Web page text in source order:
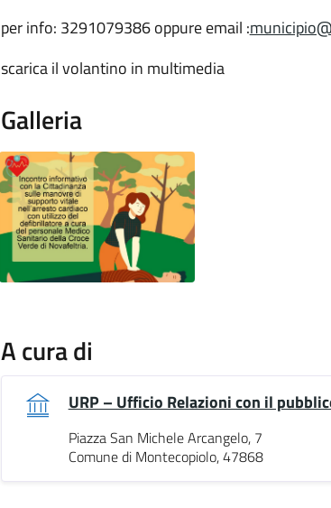
per info: 3291079386 oppure email :
scarica il volantino in multimedia
Galleria
A cura di
URP – Ufficio Relazioni con il
Piazza San Michele Arcangelo, 7
Comune di Montecopiolo, 47868